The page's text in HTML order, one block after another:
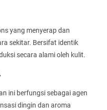
yang menyerap dan
sekitar. Bersifat identik
secara alami oleh kulit.
ini berfungsi sebagai agen
dingin dan aroma